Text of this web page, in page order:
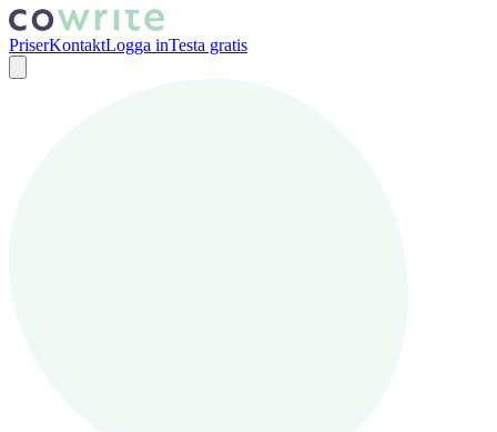
PriserKontaktLogga inTesta gratis